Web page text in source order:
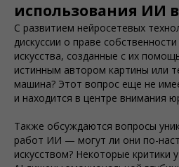
использования ИИ в
С развитием нейросетевых
дискуссии о праве
искусства, созданные с их
истинным автором картины или
машина? Этот вопрос еще не
и находится в центре внимания
Также обсуждаются вопросы
работ ИИ — могут ли они по-
искусством? Некоторые